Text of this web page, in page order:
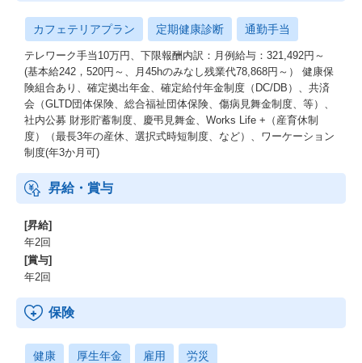
カフェテリアプラン 定期健康診断 通勤手当
テレワーク手当10万円、下限報酬内訳：月例給与：321,492円～
(基本給242，520円～、月45hのみなし残業代78,868円～） 健康保
険組合あり、確定拠出年金、確定給付年金制度（DC/DB）、共済
会（GLTD団体保険、総合福祉団体保険、傷病見舞金制度、等）、
社内公募 財形貯蓄制度、慶弔見舞金、Works Life +（産育休制
度）（最長3年の産休、選択式時短制度、など）、ワーケーション
制度(年3か月可)
昇給・賞与
[昇給]
年2回
[賞与]
年2回
保険
健康 厚生年金 雇用 労災